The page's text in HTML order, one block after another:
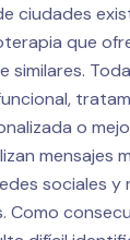
ciudades
que
similares.
o
mensajes
sociales y
Como